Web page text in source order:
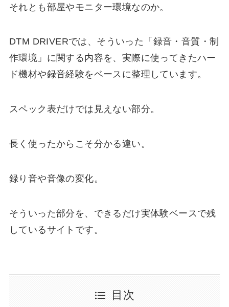
それとも部屋やモニター環境なのか。
DTM DRIVERでは、そういった「録音・音質・制
作環境」に関する内容を、実際に使ってきたハー
ド機材や録音経験をベースに整理しています。
スペック表だけでは見えない部分。
長く使ったからこそ分かる違い。
録り音や音像の変化。
そういった部分を、できるだけ実体験ベースで残
しているサイトです。
目次